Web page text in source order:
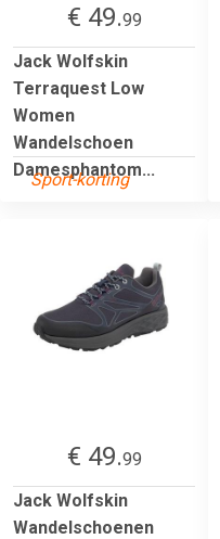
€ 49.99
Jack Wolfskin
Terraquest Low
Women
Wandelschoen
Damesphantom...
Sport-korting
€ 49.99
Jack Wolfskin
Wandelschoenen